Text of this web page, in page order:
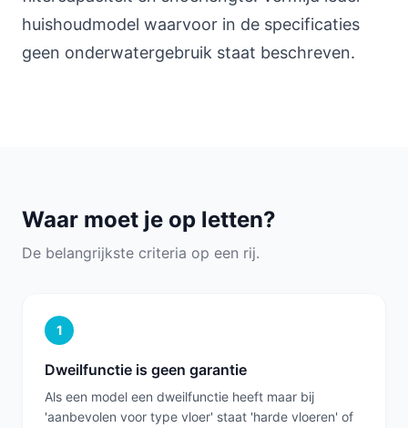
huishoudmodel waarvoor in de specificaties
geen onderwatergebruik staat beschreven.
Waar moet je op letten?
De belangrijkste criteria op een rij.
1
Dweilfunctie is geen garantie
Als een model een dweilfunctie heeft maar bij
'aanbevolen voor type vloer' staat 'harde vloeren' of